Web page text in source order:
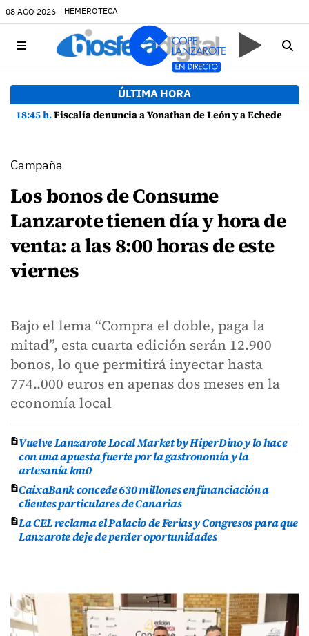
08 AGO 2026 HEMEROTECA
ÚLTIMA HORA
18:45 h.Fiscalía denuncia a Yonathan de León y a Echedey Eugenio por presuntas anomalías en contratos festivos
Campaña
Los bonos de Consume
Lanzarote tienen día y hora de
venta: a las 8:00 horas de este
viernes
Bajo el lema “Compra el doble, paga la
mitad”, esta cuarta edición serán 12.900
bonos, lo que permitirá inyectar hasta
774..000 euros en apenas dos meses en la
economía local
Vuelve Lanzarote Local Market by HiperDino y lo hace
con una apuesta fuerte por la gastronomía y la
artesanía km0
CaixaBank concede 630 millones en financiación a
clientes particulares de Canarias
La CEL reclama el Palacio de Ferias y Congresos para que
Lanzarote deje de perder oportunidades